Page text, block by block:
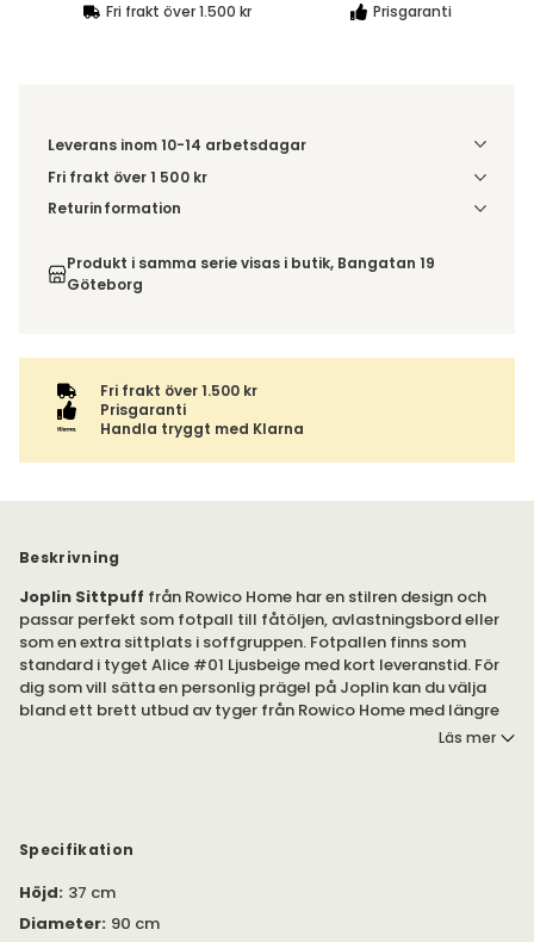
Fri frakt över 1.500 kr Prisgaranti
Leverans inom 10-14 arbetsdagar
Fri frakt över 1 500 kr
Välj utförande via 'Gör dina val' för fraktinformation på din
Returinformation
inte av ångerrätten.
Produkt i samma serie visas i butik, Bangatan 19
Göteborg
Fri frakt över 1.500 kr
Prisgaranti
Handla tryggt med Klarna
Beskrivning
Joplin Sittpuff från Rowico Home har en stilren design och
passar perfekt som fotpall till fåtöljen, avlastningsbord eller
som en extra sittplats i soffgruppen. Fotpallen finns som
standard i tyget Alice #01 Ljusbeige med kort leveranstid. För
dig som vill sätta en personlig prägel på Joplin kan du välja
bland ett brett utbud av tyger från Rowico Home med längre
leveranstid.Ø70 och Ø90 centimeter i tyget Alice #01 Ljusbeige
Sittpuffen finns i storlekarna Ø70 och Ø90 centimeter.
Höjd på fötter: 2,5 centimeter.
Läs mer
Specifikation
Höjd: 37 cm
Diameter: 90 cm